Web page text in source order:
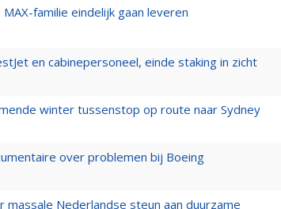
familie eindelijk gaan leveren
en cabinepersoneel, einde staking in zicht
winter tussenstop op route naar Sydney
over problemen bij Boeing
Nederlandse steun aan duurzame